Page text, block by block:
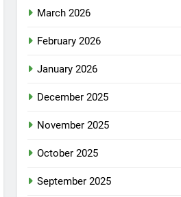
March 2026
February 2026
January 2026
December 2025
November 2025
October 2025
September 2025